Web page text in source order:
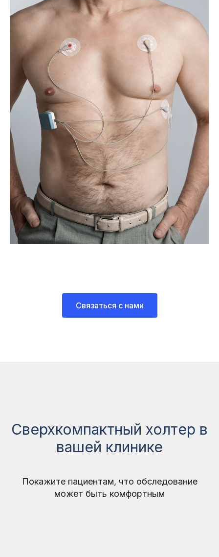
Связаться с нами
Сверхкомпактный холтер в
вашей клинике
Покажите пациентам, что обследование
может быть комфортным